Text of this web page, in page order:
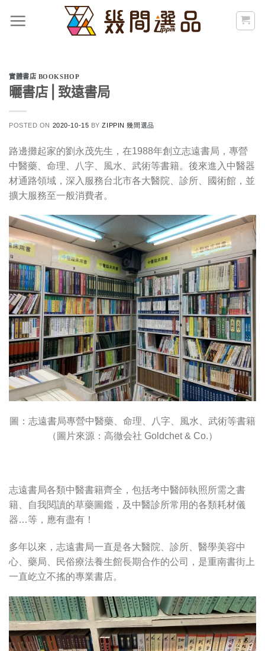
實體書店 BOOKSHOP
曬書店⎪致遠書局
POSTED ON 2020-10-15 BYZIPPIN 幾間選品
路邊攤起家的劉永茂先生，在1988年創立志遠書局，專營
中醫藥、命理、八字、風水、武術等書籍。後來進入中醫器
材通路領域，深入服務台北市各大醫院、診所、國術館，並
擴大服務至一般消費者。
圖：志遠書局專營中醫藥、命理、八字、風水、武術等書籍
（圖片來源：高徹会社 Goldchet & Co.）
志遠書局各類中醫書籍齊全，包括考中醫師執照所需之書
籍、自我閱讀的草藥圖鑑，及中醫診所常用的各類耗材儀
器…等，應有盡有！
多年以來，志遠書局一直是各大醫院、診所、醫學美容中
心、藥局、民俗療法養生館長期合作的公司，是重南書街上
一直屹立不搖的專業書店。